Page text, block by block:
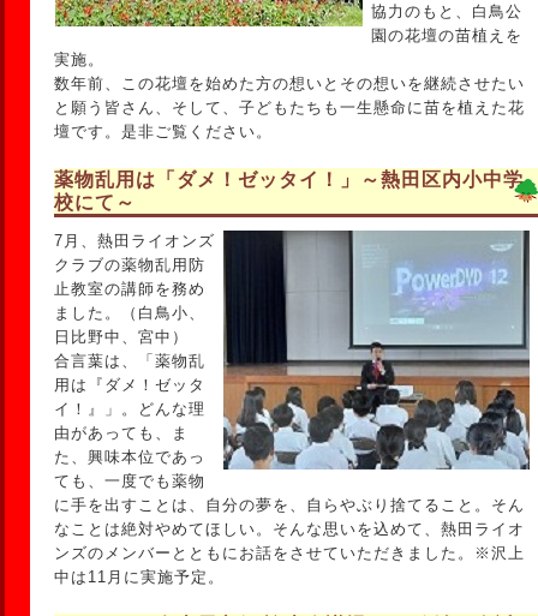
協力のもと、白鳥公
園の花壇の苗植えを
実施。
数年前、この花壇を始めた方の想いとその想いを継続させたい
と願う皆さん、そして、子どもたちも一生懸命に苗を植えた花
壇です。是非ご覧ください。
薬物乱用は「ダメ！ゼッタイ！」～熱田区内小中学
校にて～
7月、熱田ライオンズ
クラブの薬物乱用防
止教室の講師を務め
ました。（白鳥小、
日比野中、宮中）
合言葉は、「薬物乱
用は『ダメ！ゼッタ
イ！』」。どんな理
由があっても、ま
た、興味本位であっ
ても、一度でも薬物
に手を出すことは、自分の夢を、自らやぶり捨てること。そん
なことは絶対やめてほしい。そんな思いを込めて、熱田ライオ
ンズのメンバーとともにお話をさせていただきました。※沢上
中は11月に実施予定。